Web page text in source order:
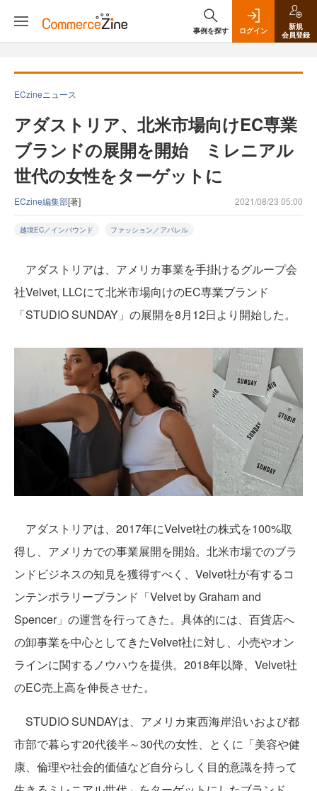
事例を探す ログイン
新規
会員登録
ECzineニュース
アダストリア、北米市場向けEC専業
ブランドの展開を開始 ミレニアル
世代の女性をターゲットに
ECzine編集部[著] 2021/08/23 05:00
越境EC／インバウンド ファッション／アパレル
アダストリアは、アメリカ事業を手掛けるグループ会
社Velvet, LLCにて北米市場向けのEC専業ブランド
「STUDIO SUNDAY」の展開を8月12日より開始した。
アダストリアは、2017年にVelvet社の株式を100%取
得し、アメリカでの事業展開を開始。北米市場でのブラ
ンドビジネスの知見を獲得すべく、Velvet社が有するコ
ンテンポラリーブランド「Velvet by Graham and
Spencer」の運営を行ってきた。具体的には、百貨店へ
の卸事業を中心としてきたVelvet社に対し、小売やオン
ラインに関するノウハウを提供。2018年以降、Velvet社
のEC売上高を伸長させた。
STUDIO SUNDAYは、アメリカ東西海岸沿いおよび都
市部で暮らす20代後半～30代の女性、とくに「美容や健
康、倫理や社会的価値など自分らしく目的意識を持って